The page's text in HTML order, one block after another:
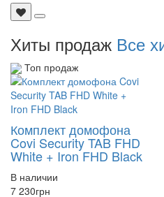
Хиты продаж Все
Топ продаж
Комплект домофона
Covi Security TAB FHD
White + Iron FHD Black
В наличии
7 230грн